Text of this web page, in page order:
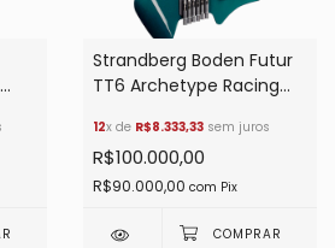
Strandberg Boden Futur
TT6 Archetype Racing
Temperament
12x de R$8.333,33 sem juros
R$100.000,00
R$90.000,00 com Pix